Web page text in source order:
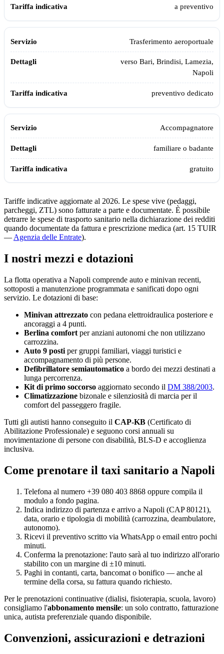
a preventivo
Trasferimento aeroportuale
verso Bari, Brindisi, Lamezia,
Napoli
preventivo dedicato
Accompagnatore
familiare o badante
gratuito
Tariffe indicative aggiornate al 2026. Le spese vive (pedaggi,
parcheggi, ZTL) sono fatturate a parte e documentate. È possibile
detrarre le spese di trasporto sanitario nella dichiarazione dei redditi
quando documentate da fattura e prescrizione medica (art. 15 TUIR
— Agenzia delle Entrate).
I nostri mezzi e dotazioni
La flotta operativa a Napoli comprende auto e minivan recenti,
sottoposti a manutenzione programmata e sanificati dopo ogni
servizio. Le dotazioni di base:
Minivan attrezzato con pedana elettroidraulica posteriore e
ancoraggi a 4 punti.
Berlina comfort per anziani autonomi che non utilizzano
carrozzina.
Auto 9 posti per gruppi familiari, viaggi turistici e
accompagnamento di più persone.
Defibrillatore semiautomatico a bordo dei mezzi destinati a
lunga percorrenza.
Kit di primo soccorso aggiornato secondo il DM 388/2003.
Climatizzazione bizonale e silenziosità di marcia per il
comfort del passeggero fragile.
Tutti gli autisti hanno conseguito il CAP-KB (Certificato di
Abilitazione Professionale) e seguono corsi annuali su
movimentazione di persone con disabilità, BLS-D e accoglienza
inclusiva.
Come prenotare il taxi sanitario a Napoli
Telefona al numero +39 080 403 8868 oppure compila il
modulo a fondo pagina.
Indica indirizzo di partenza e arrivo a Napoli (CAP80121),
data, orario e tipologia di mobilità (carrozzina, deambulatore,
autonomo).
Ricevi il preventivo scritto via WhatsApp o email entro pochi
minuti.
Conferma la prenotazione: l'auto sarà al tuo indirizzo all'orario
stabilito con un margine di ±10 minuti.
Paghi in contanti, carta, bancomat o bonifico — anche al
termine della corsa, su fattura quando richiesto.
Per le prenotazioni continuative (dialisi, fisioterapia, scuola, lavoro)
consigliamo l'abbonamento mensile: un solo contratto, fatturazione
unica, autista preferenziale quando disponibile.
Convenzioni, assicurazioni e detrazioni